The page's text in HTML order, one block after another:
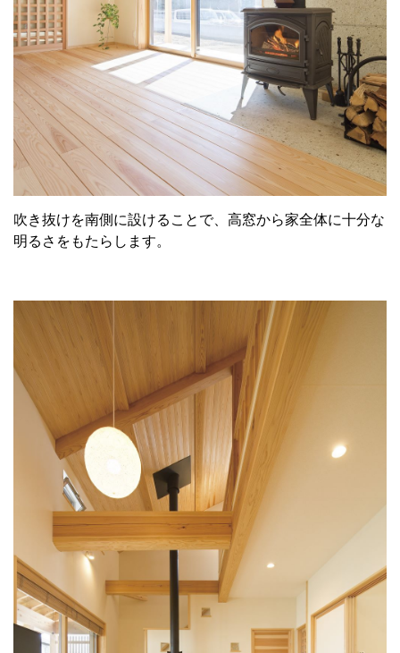
吹き抜けを南側に設けることで、高窓から家全体に十分な
明るさをもたらします。